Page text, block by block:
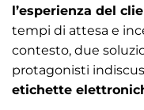
l’esperienza del
tempi di attesa e
contesto, due
protagonisti
etichette